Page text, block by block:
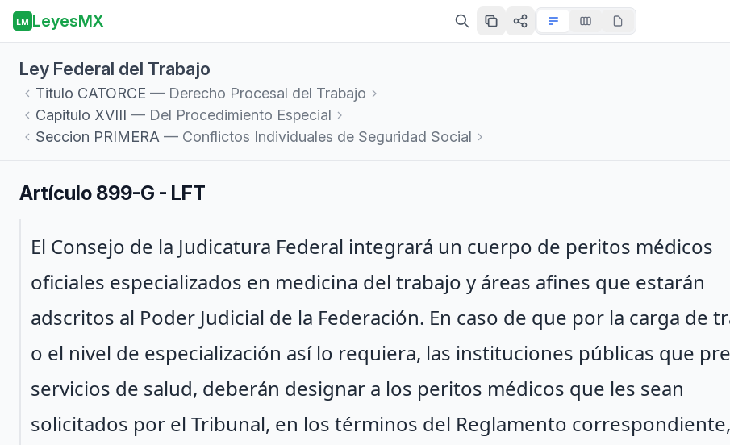
LM LeyesMX
Ley Federal del Trabajo
Titulo CATORCE — Derecho Procesal del Trabajo
Capitulo XVIII — Del Procedimiento Especial
Seccion PRIMERA — Conflictos Individuales de Seguridad Social
Artículo 899-G - LFT
Párrafo 1
El Consejo de la Judicatura Federal integrará un cuerpo de peritos médicos
oficiales especializados en medicina del trabajo y áreas afines que estarán
adscritos al Poder Judicial de la Federación. En caso de que por la carga de
o el nivel de especialización así lo requiera, las instituciones públicas que
servicios de salud, deberán designar a los peritos médicos que les sean
solicitados por el Tribunal, en los términos del Reglamento correspondiente,